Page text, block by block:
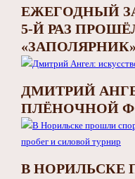
ЕЖЕГОДНЫЙ
5-Й РАЗ
«ЗАПОЛЯРНИК»
ДМИТРИЙ
ПЛЁНОЧНОЙ
В НОРИЛЬСКЕ